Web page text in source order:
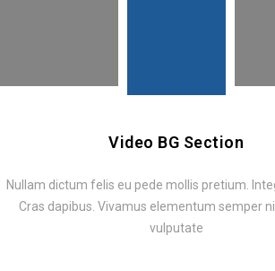
Video BG Section
Nullam dictum felis eu pede mollis pretium.
Cras dapibus. Vivamus elementum semper
vulputate